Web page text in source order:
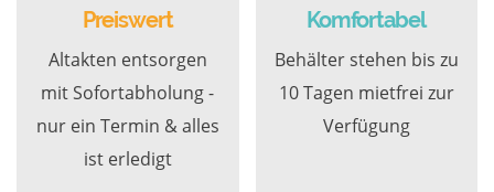
Preiswert
Altakten entsorgen
mit Sofortabholung -
nur ein Termin & alles
ist erledigt
Komfortabel
Behälter stehen bis zu
10 Tagen mietfrei zur
Verfügung